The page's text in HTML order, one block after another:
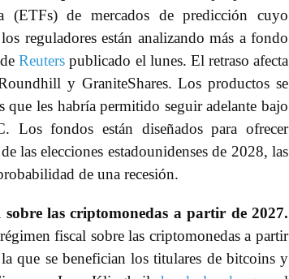
de mercados de predicción cuyo
reguladores están analizando más a fondo
deReuters publicado el lunes. El retraso afecta
y GraniteShares. Los productos se
les habría permitido seguir adelante bajo
fondos están diseñados para ofrecer
las elecciones estadounidenses de 2028, las
de una recesión.
las criptomonedas a partir de 2027.
fiscal sobre las criptomonedas a partir
que se benefician los titulares de bitcoins y